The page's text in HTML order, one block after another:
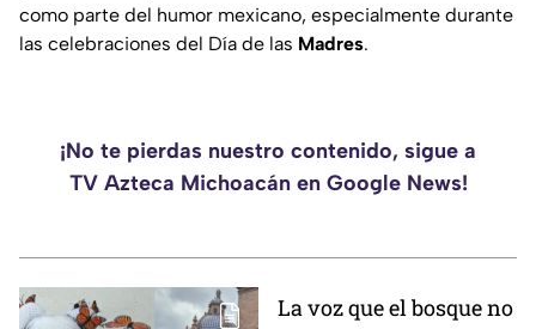
como parte del humor mexicano, especialmente durante
las celebraciones del Día de las Madres.
¡No te pierdas nuestro contenido, sigue a
TV Azteca Michoacán en Google News!
La voz que el bosque no